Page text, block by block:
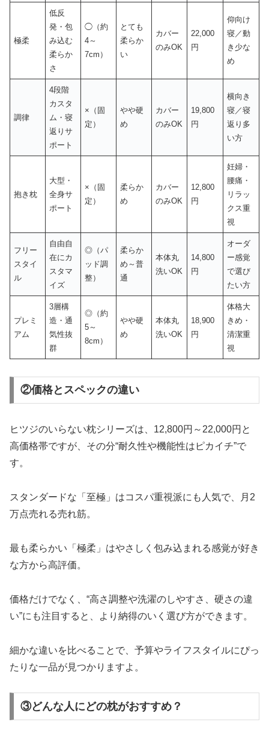
極柔
低反
発・包
み込む
柔らか
さ
◯（約
4～
7cm）
とても
柔らか
い
カバー
のみOK
22,000
円
仰向け
寝／動
き少な
め
調律
4段階
カスタ
ム・寝
返りサ
ポート
×（固
定）
やや硬
め
カバー
のみOK
19,800
円
横向き
寝／寝
返り多
い方
抱き枕
大型・
全身サ
ポート
×（固
定）
柔らか
め
カバー
のみOK
12,800
円
妊婦・
腰痛・
リラッ
クス重
視
フリー
スタイ
ル
自由自
在にカ
スタマ
イズ
◎（パ
ッド調
整）
柔らか
め～普
通
本体丸
洗いOK
14,800
円
オーダ
ー感覚
で選び
たい方
プレミ
アム
3層構
造・通
気性抜
群
◎（約
5～
8cm）
やや硬
め
本体丸
洗いOK
18,900
円
体格大
きめ・
清潔重
視
②価格とスペックの違い
ヒツジのいらない枕シリーズは、12,800円～22,000円と
高価格帯ですが、その分“耐久性や機能性はピカイチ”で
す。
スタンダードな「至極」はコスパ重視派にも人気で、月2
万点売れる売れ筋。
最も柔らかい「極柔」はやさしく包み込まれる感覚が好き
な方から高評価。
価格だけでなく、“高さ調整や洗濯のしやすさ、硬さの違
い”にも注目すると、より納得のいく選び方ができます。
細かな違いを比べることで、予算やライフスタイルにぴっ
たりな一品が見つかりますよ。
③どんな人にどの枕がおすすめ？